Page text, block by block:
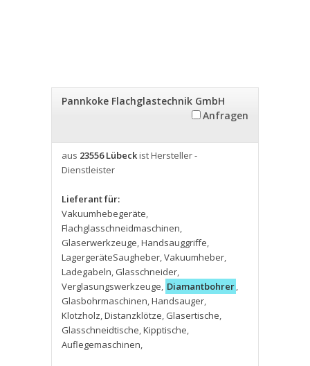
Pannkoke Flachglastechnik GmbH
Anfragen
aus 23556 Lübeckist Hersteller -
Dienstleister
Lieferant für:
Vakuumhebegeräte,
Flachglasschneidmaschinen,
Glaserwerkzeuge,Handsauggriffe,
LagergeräteSaugheber,Vakuumheber,
Ladegabeln, Glasschneider,
Verglasungswerkzeuge, Diamantbohrer,
Glasbohrmaschinen,Handsauger,
Klotzholz,Distanzklötze, Glasertische,
Glasschneidtische,Kipptische,
Auflegemaschinen,